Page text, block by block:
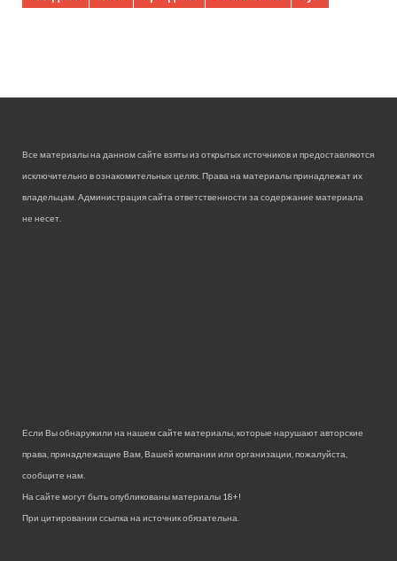
Все материалы на данном сайте взяты из открытых источников и предоставляются
исключительно в ознакомительных целях. Права на материалы принадлежат их
владельцам. Администрация сайта ответственности за содержание материала
не несет.
Если Вы обнаружили на нашем сайте материалы, которые нарушают авторские
права, принадлежащие Вам, Вашей компании или организации, пожалуйста,
сообщите нам.
На сайте могут быть опубликованы материалы 18+!
При цитировании ссылка на источник обязательна.